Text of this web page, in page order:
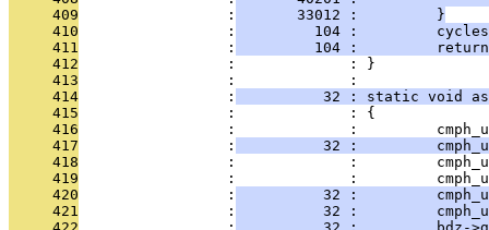
     409
                 :
       33012 :         }
     410
                 :
104 :
     411
                 :
104 :
     412
                 :             : }
     413
                 :             :
     414
                 :
32 : static void
     415
                 :             : {
     416
:             :
     417
                 :
32 :
     418
:             :
     419
:             :
     420
                 :
32 :
     421
                 :
32 :